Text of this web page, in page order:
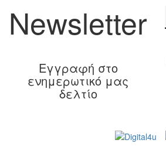
Newsletter
Εγγραφή στο
ενημερωτικό μας
δελτίο